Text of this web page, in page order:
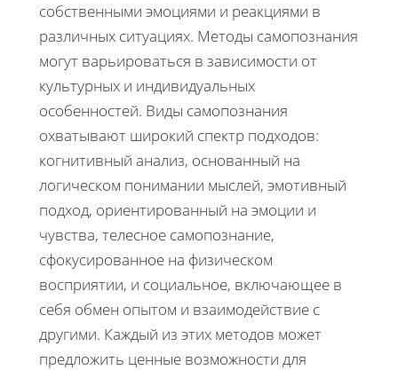
собственными эмоциями и реакциями в
различных ситуациях. Методы самопознания
могут варьироваться в зависимости от
культурных и индивидуальных
особенностей. Виды самопознания
охватывают широкий спектр подходов:
когнитивный анализ, основанный на
логическом понимании мыслей, эмотивный
подход, ориентированный на эмоции и
чувства, телесное самопознание,
сфокусированное на физическом
восприятии, и социальное, включающее в
себя обмен опытом и взаимодействие с
другими. Каждый из этих методов может
предложить ценные возможности для